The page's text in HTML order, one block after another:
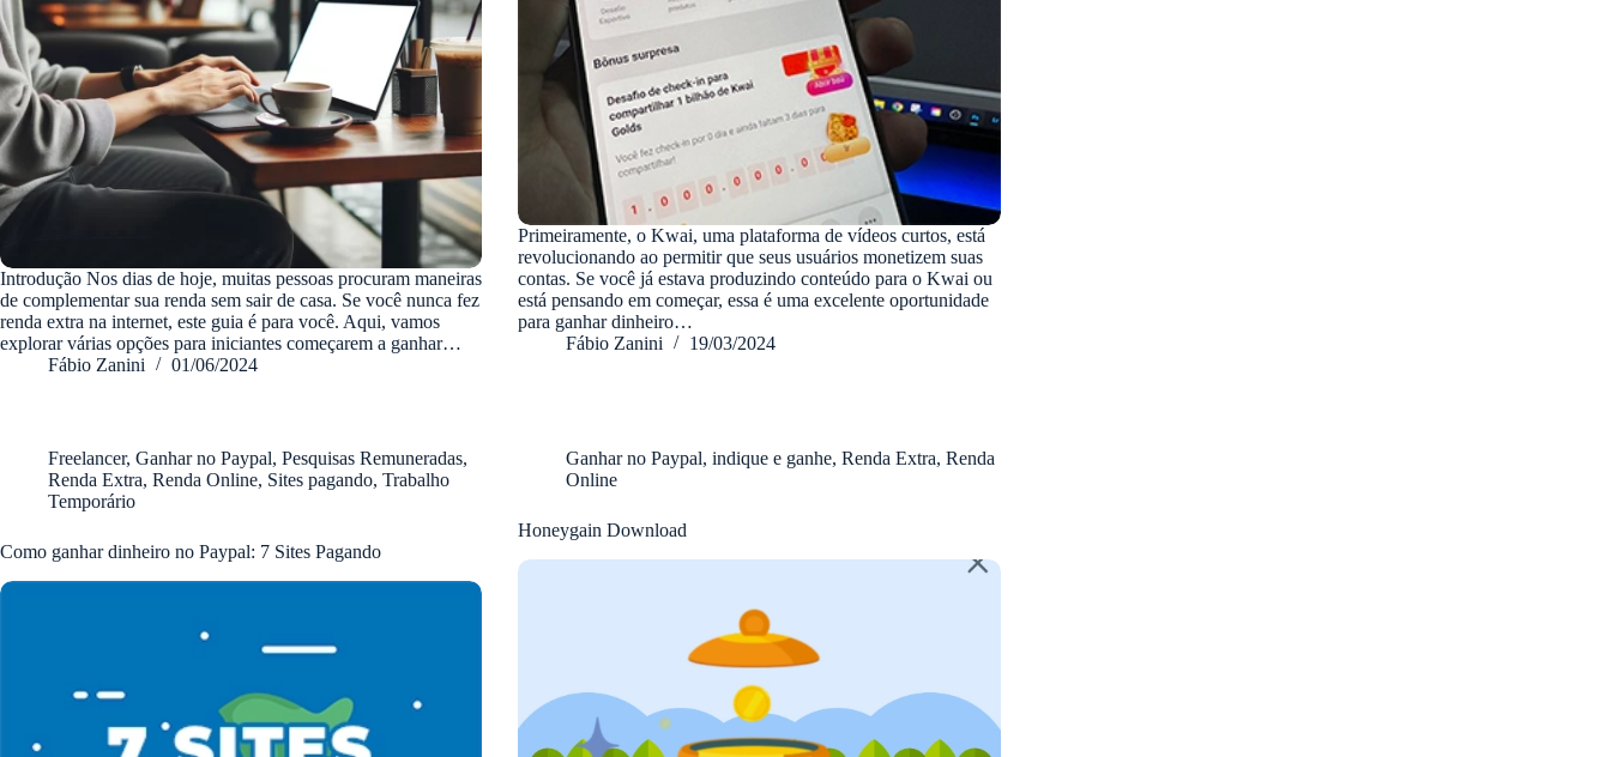
Introdução Nos dias de hoje, muitas pessoas procuram maneiras
de complementar sua renda sem sair de casa. Se você nunca fez
renda extra na internet, este guia é para você. Aqui, vamos
explorar várias opções para iniciantes começarem a ganhar…
Fábio Zanini
01/06/2024
Primeiramente, o Kwai, uma plataforma de vídeos curtos, está
revolucionando ao permitir que seus usuários monetizem suas
contas. Se você já estava produzindo conteúdo para o Kwai ou
está pensando em começar, essa é uma excelente oportunidade
para ganhar dinheiro…
Fábio Zanini
19/03/2024
Freelancer, Ganhar no Paypal, Pesquisas Remuneradas,
Renda Extra, Renda Online, Sites pagando, Trabalho
Temporário
Como ganhar dinheiro no Paypal: 7 Sites Pagando
Ganhar no Paypal,indique e ganhe,Renda Extra,Renda
Online
Honeygain Download